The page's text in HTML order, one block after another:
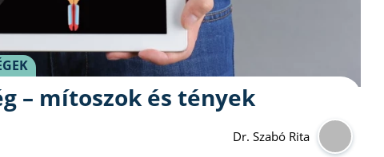
– mítoszok és tények
Dr. Szabó Rita